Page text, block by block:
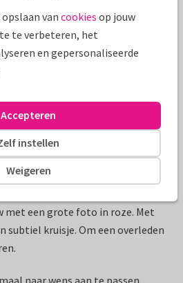
met een grote foto in roze. Met
subtiel kruisje. Om een overleden
van cookies op jouw
te verbeteren, het
en gepersonaliseerde
Weigeren
instellen
Accepteren